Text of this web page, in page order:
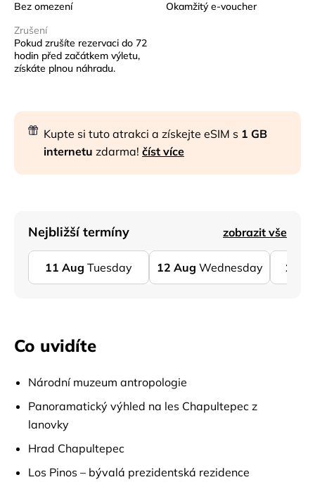
Bez omezení
Okamžitý e-voucher
Zrušení
Pokud zrušíte rezervaci do 72
hodin před začátkem výletu,
získáte plnou náhradu.
Kupte si tuto atrakci a získejte eSIM s 1 GB
internetu zdarma! číst více
Nejbližší termíny zobrazit vše
11 Aug Tuesday 12 Aug Wednesday 13
Co uvidíte
Národní muzeum antropologie
Panoramatický výhled na les Chapultepec z
lanovky
Hrad Chapultepec
Los Pinos – bývalá prezidentská rezidence